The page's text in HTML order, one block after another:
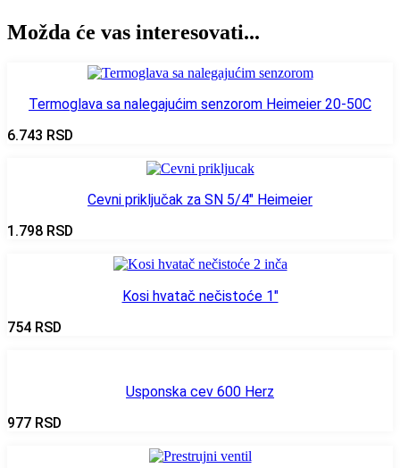
Možda će vas interesovati...
Termoglava sa nalegajućim senzorom Heimeier 20-50C
6.743 RSD
Cevni priključak za SN 5/4″ Heimeier
1.798 RSD
Kosi hvatač nečistoće 1″
754 RSD
Usponska cev 600 Herz
977 RSD